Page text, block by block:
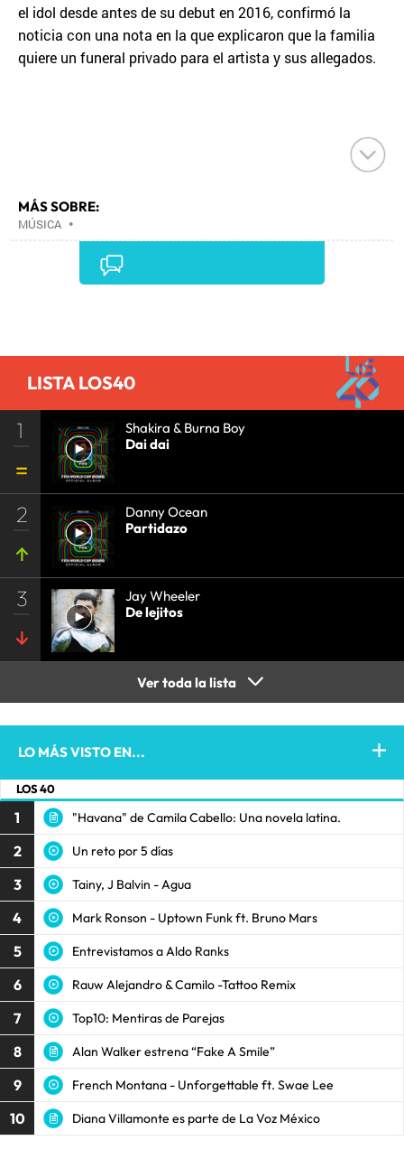
el idol desde antes de su debut en 2016, confirmó la
noticia con una nota en la que explicaron que la familia
quiere un funeral privado para el artista y sus allegados.
MÁS SOBRE:
MÚSICA •
LISTA LOS40
1
Shakira & Burna Boy
Dai dai
2
Danny Ocean
Partidazo
3
Jay Wheeler
De lejitos
Ver toda la lista
LO MÁS VISTO EN...
LOS 40
1 "Havana" de Camila Cabello: Una novela latina.
2 Un reto por 5 días
3 Tainy, J Balvin - Agua
4 Mark Ronson - Uptown Funk ft. Bruno Mars
5 Entrevistamos a Aldo Ranks
6 Rauw Alejandro & Camilo -Tattoo Remix
7 Top10: Mentiras de Parejas
8 Alan Walker estrena “Fake A Smile”
9 French Montana - Unforgettable ft. Swae Lee
10 Diana Villamonte es parte de La Voz México